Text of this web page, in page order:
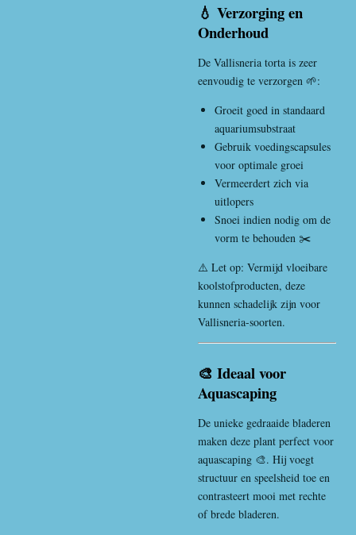
💧 Verzorging en
Onderhoud
De Vallisneria torta is zeer
eenvoudig te verzorgen 🌱:
Groeit goed in standaard
aquariumsubstraat
Gebruik voedingscapsules
voor optimale groei
Vermeerdert zich via
uitlopers
Snoei indien nodig om de
vorm te behouden ✂️
⚠️ Let op: Vermijd vloeibare
koolstofproducten, deze
kunnen schadelijk zijn voor
Vallisneria-soorten.
🎨 Ideaal voor
Aquascaping
De unieke gedraaide bladeren
maken deze plant perfect voor
aquascaping 🎨. Hij voegt
structuur en speelsheid toe en
contrasteert mooi met rechte
of brede bladeren.